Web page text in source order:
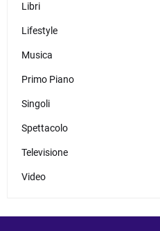
Libri
Lifestyle
Musica
Primo Piano
Singoli
Spettacolo
Televisione
Video